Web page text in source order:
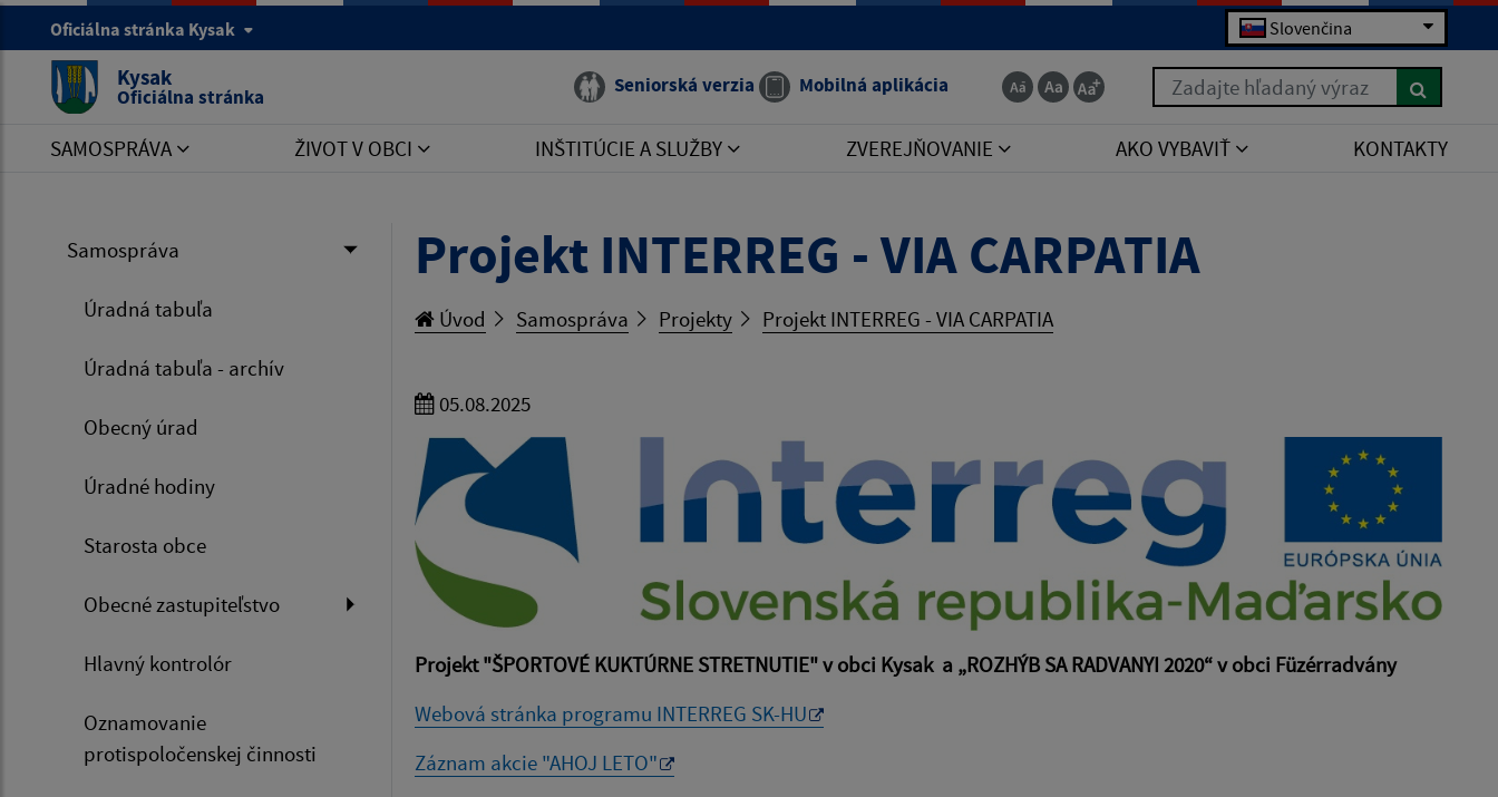
Oficiálna stránka Kysak Slovenčina
Kysak
Oficiálna stránka Seniorská verzia Mobilná aplikácia Zadajte hľadaný výraz
SAMOSPRÁVA ŽIVOT V OBCI INŠTITÚCIE A SLUŽBY ZVEREJŇOVANIE AKO VYBAVIŤ KONTAKTY
Samospráva
Úradná tabuľa
Úradná tabuľa - archív
Obecný úrad
Úradné hodiny
Starosta obce
Obecné zastupiteľstvo
Hlavný kontrolór
Oznamovanie
protispoločenskej činnosti
Projekt INTERREG - VIA CARPATIA
Úvod Samospráva Projekty Projekt INTERREG - VIA CARPATIA
05.08.2025
Projekt "ŠPORTOVÉ KUKTÚRNE STRETNUTIE" v obci Kysak a „ROZHÝB SA RADVANYI 2020“ v obci Füzérradvány
Webová stránka programu INTERREG SK-HU
Záznam akcie "AHOJ LETO"